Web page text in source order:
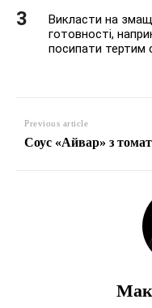
Викласти на
готовності,
посипати тертим
Previous article
Соус «Айвар» з